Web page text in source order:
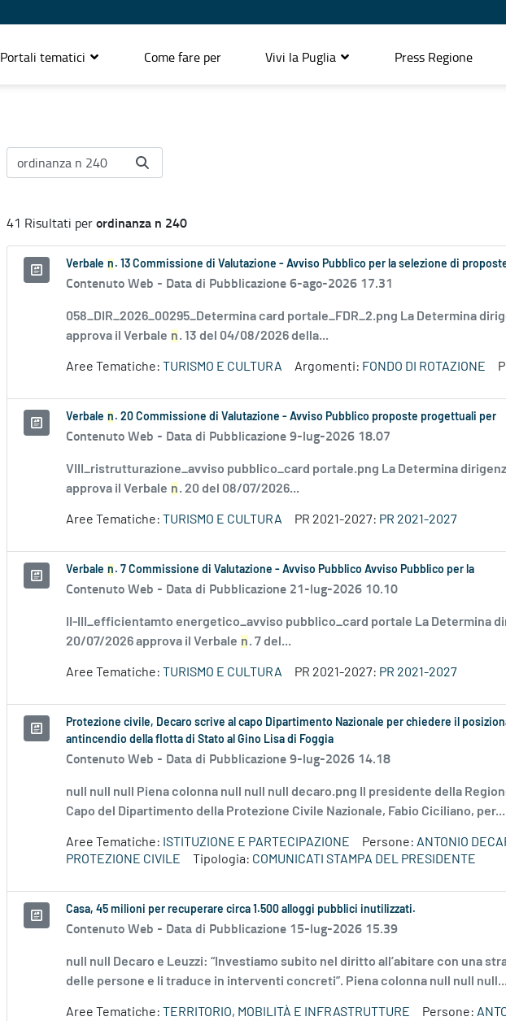
Portali tematici Come fare per Vivi la Puglia Press Regione
41 Risultati perordinanza n 240
Verbale n . 13 Commissione di Valutazione - Avviso Pubblico per la selezione di
Contenuto Web - Data di Pubblicazione 6-ago-2026 17.31
058_DIR_2026_00295_Determina card portale_FDR_2.png La Determina
approva il Verbale n. 13 del 04/08/2026 della...
Aree Tematiche: TURISMO E CULTURA Argomenti: FONDO DI ROTAZIONE
Verbale n . 20 Commissione di Valutazione - Avviso Pubblico proposte progettuali per
Contenuto Web - Data di Pubblicazione 9-lug-2026 18.07
VIII_ristrutturazione_avviso pubblico_card portale.png La Determina
approva il Verbale n. 20 del 08/07/2026...
Aree Tematiche: TURISMO E CULTURA PR 2021-2027: PR 2021-2027
Verbale n . 7 Commissione di Valutazione - Avviso Pubblico Avviso Pubblico per la
Contenuto Web - Data di Pubblicazione 21-lug-2026 10.10
II-III_efficientamto energetico_avviso pubblico_card portale La Determina
20/07/2026 approva il Verbale n. 7 del...
Aree Tematiche: TURISMO E CULTURA PR 2021-2027: PR 2021-2027
Protezione civile, Decaro scrive al capo Dipartimento Nazionale per chiedere il
antincendio della flotta di Stato al Gino Lisa di Foggia
Contenuto Web - Data di Pubblicazione 9-lug-2026 14.18
null null null Piena colonna null null null decaro.png Il presidente della
Capo del Dipartimento della Protezione Civile Nazionale, Fabio Ciciliano, per...
Aree Tematiche: ISTITUZIONE E PARTECIPAZIONE Persone: ANTONIO
PROTEZIONE CIVILE
Tipologia: COMUNICATI STAMPA DEL PRESIDENTE
Casa, 45 milioni per recuperare circa 1.500 alloggi pubblici inutilizzati.
Contenuto Web - Data di Pubblicazione 15-lug-2026 15.39
null null Decaro e Leuzzi: “Investiamo subito nel diritto all’abitare con una
delle persone e li traduce in interventi concreti”. Piena colonna null null null...
Aree Tematiche: TERRITORIO, MOBILITÀ E INFRASTRUTTURE Persone: